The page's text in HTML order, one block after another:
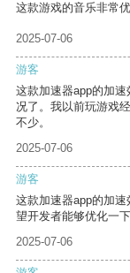
这款游戏的音乐非常
2025-07-06
游客
这款加速器app的加
况了。我以前玩游戏
不少。
2025-07-06
游客
这款加速器app的加
望开发者能够优化一下
2025-07-06